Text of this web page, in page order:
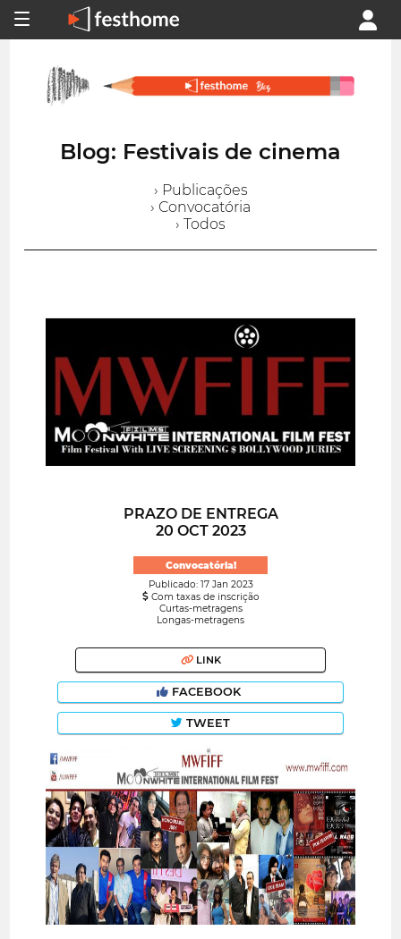
Blog: Festivais de cinema
› Publicações
› Convocatória
› Todos
PRAZO DE ENTREGA
20 OCT 2023
Convocatória!
Publicado: 17 Jan 2023
Com taxas de inscrição
Curtas-metragens
Longas-metragens
LINK
FACEBOOK
TWEET